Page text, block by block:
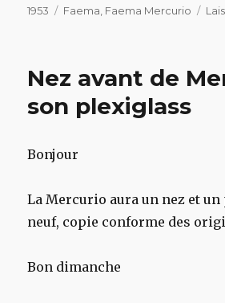
le
1953
Étiquettes
Faema Faema Mercurio
Nez avant de
son plexiglass
Bonjour
La Mercurio aura un nez et
neuf, copie conforme des
Bon dimanche